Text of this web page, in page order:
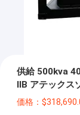
供給 500kva
IIB アテック
価格：